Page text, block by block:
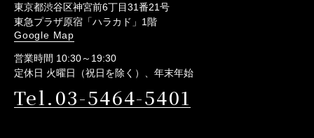
東京都渋谷区神宮前6丁目31番21号
東急プラザ原宿「ハラカド」1階
Google Map
営業時間 10:30～19:30
定休日 火曜日（祝日を除く）、年末年始
Tel.03-5464-5401